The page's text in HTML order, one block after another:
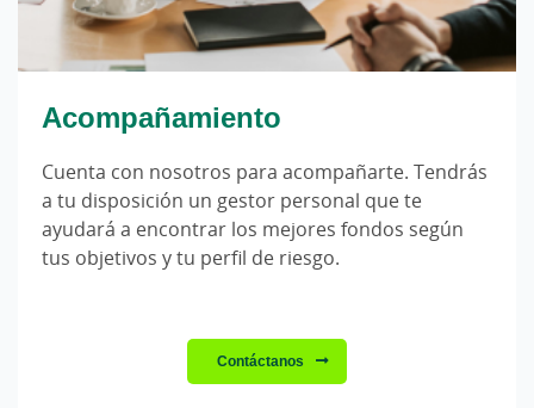
Acompañamiento
Cuenta con nosotros para acompañarte. Tendrás
a tu disposición un gestor personal que te
ayudará a encontrar los mejores fondos según
tus objetivos y tu perfil de riesgo.
Contáctanos